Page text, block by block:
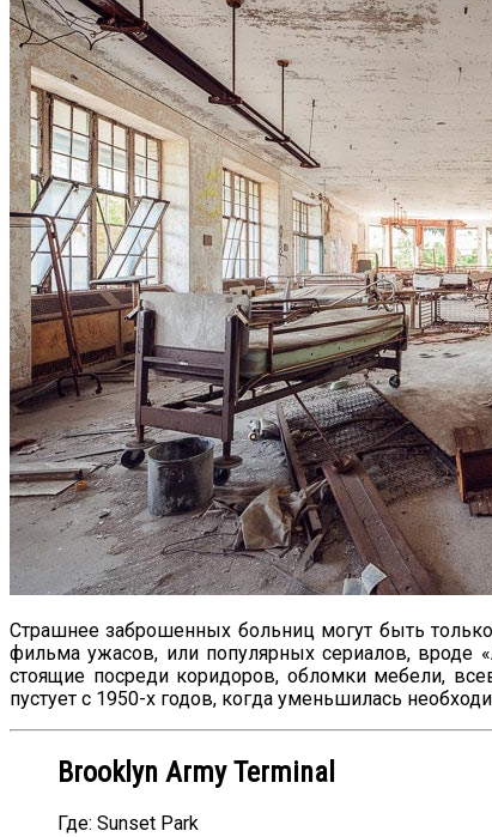
Страшнее заброшенных больниц могут быть
фильма ужасов, или популярных сериалов, вроде
стоящие посреди коридоров, обломки мебели,
пустует с 1950-х годов, когда уменьшилась
Brooklyn Army Terminal
Где: Sunset Park